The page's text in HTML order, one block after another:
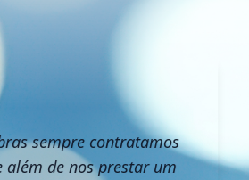
sempre contratamos
além de nos prestar um